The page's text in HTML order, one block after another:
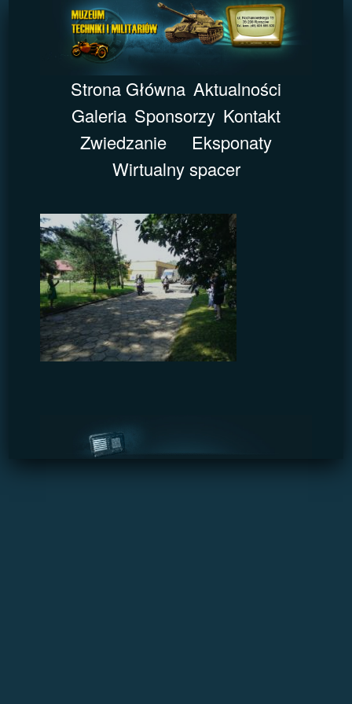
Strona Główna Aktualności
Galeria Sponsorzy Kontakt
Zwiedzanie
Eksponaty
Wirtualny spacer